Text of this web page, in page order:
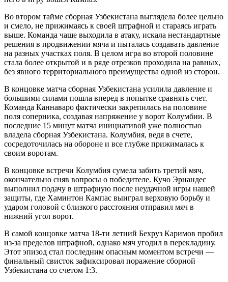
Во втором тайме сборная Узбекистана выглядела более цельно
и смело, не прижимаясь к своей штрафной и стараясь играть
выше. Команда чаще выходила в атаку, искала нестандартные
решения в продвижении мяча и пыталась создавать давление
на разных участках поля. В целом игра во второй половине
стала более открытой и в ряде отрезков проходила на равных,
без явного территориального преимущества одной из сторон.
В концовке матча сборная Узбекистана усилила давление и
большими силами пошла вперед в попытке сравнять счет.
Команда Каннаваро фактически закрепилась на половине
поля соперника, создавая напряжение у ворот Колумбии. В
последние 15 минут матча инициативой уже полностью
владела сборная Узбекистана. Колумбия, ведя в счете,
сосредоточилась на обороне и все глубже прижималась к
своим воротам.
В концовке встречи Колумбия сумела забить третий мяч,
окончательно сняв вопросы о победителе. Кучо Эрнандес
выполнил подачу в штрафную после неудачной игры нашей
защиты, где Хаминтон Кампас выиграл верховую борьбу и
ударом головой с близкого расстояния отправил мяч в
нижний угол ворот.
В самой концовке матча 18-ти летний Бехруз Каримов пробил
из-за пределов штрафной, однако мяч угодил в перекладину.
Этот эпизод стал последним опасным моментом встречи —
финальный свисток зафиксировал поражение сборной
Узбекистана со счетом 1:3.